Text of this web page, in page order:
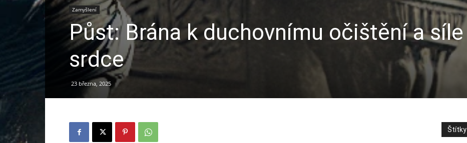
Zamyšlení
Půst: Brána k duchovnímu očištění a síle
srdce
23 března, 2025
Štítky